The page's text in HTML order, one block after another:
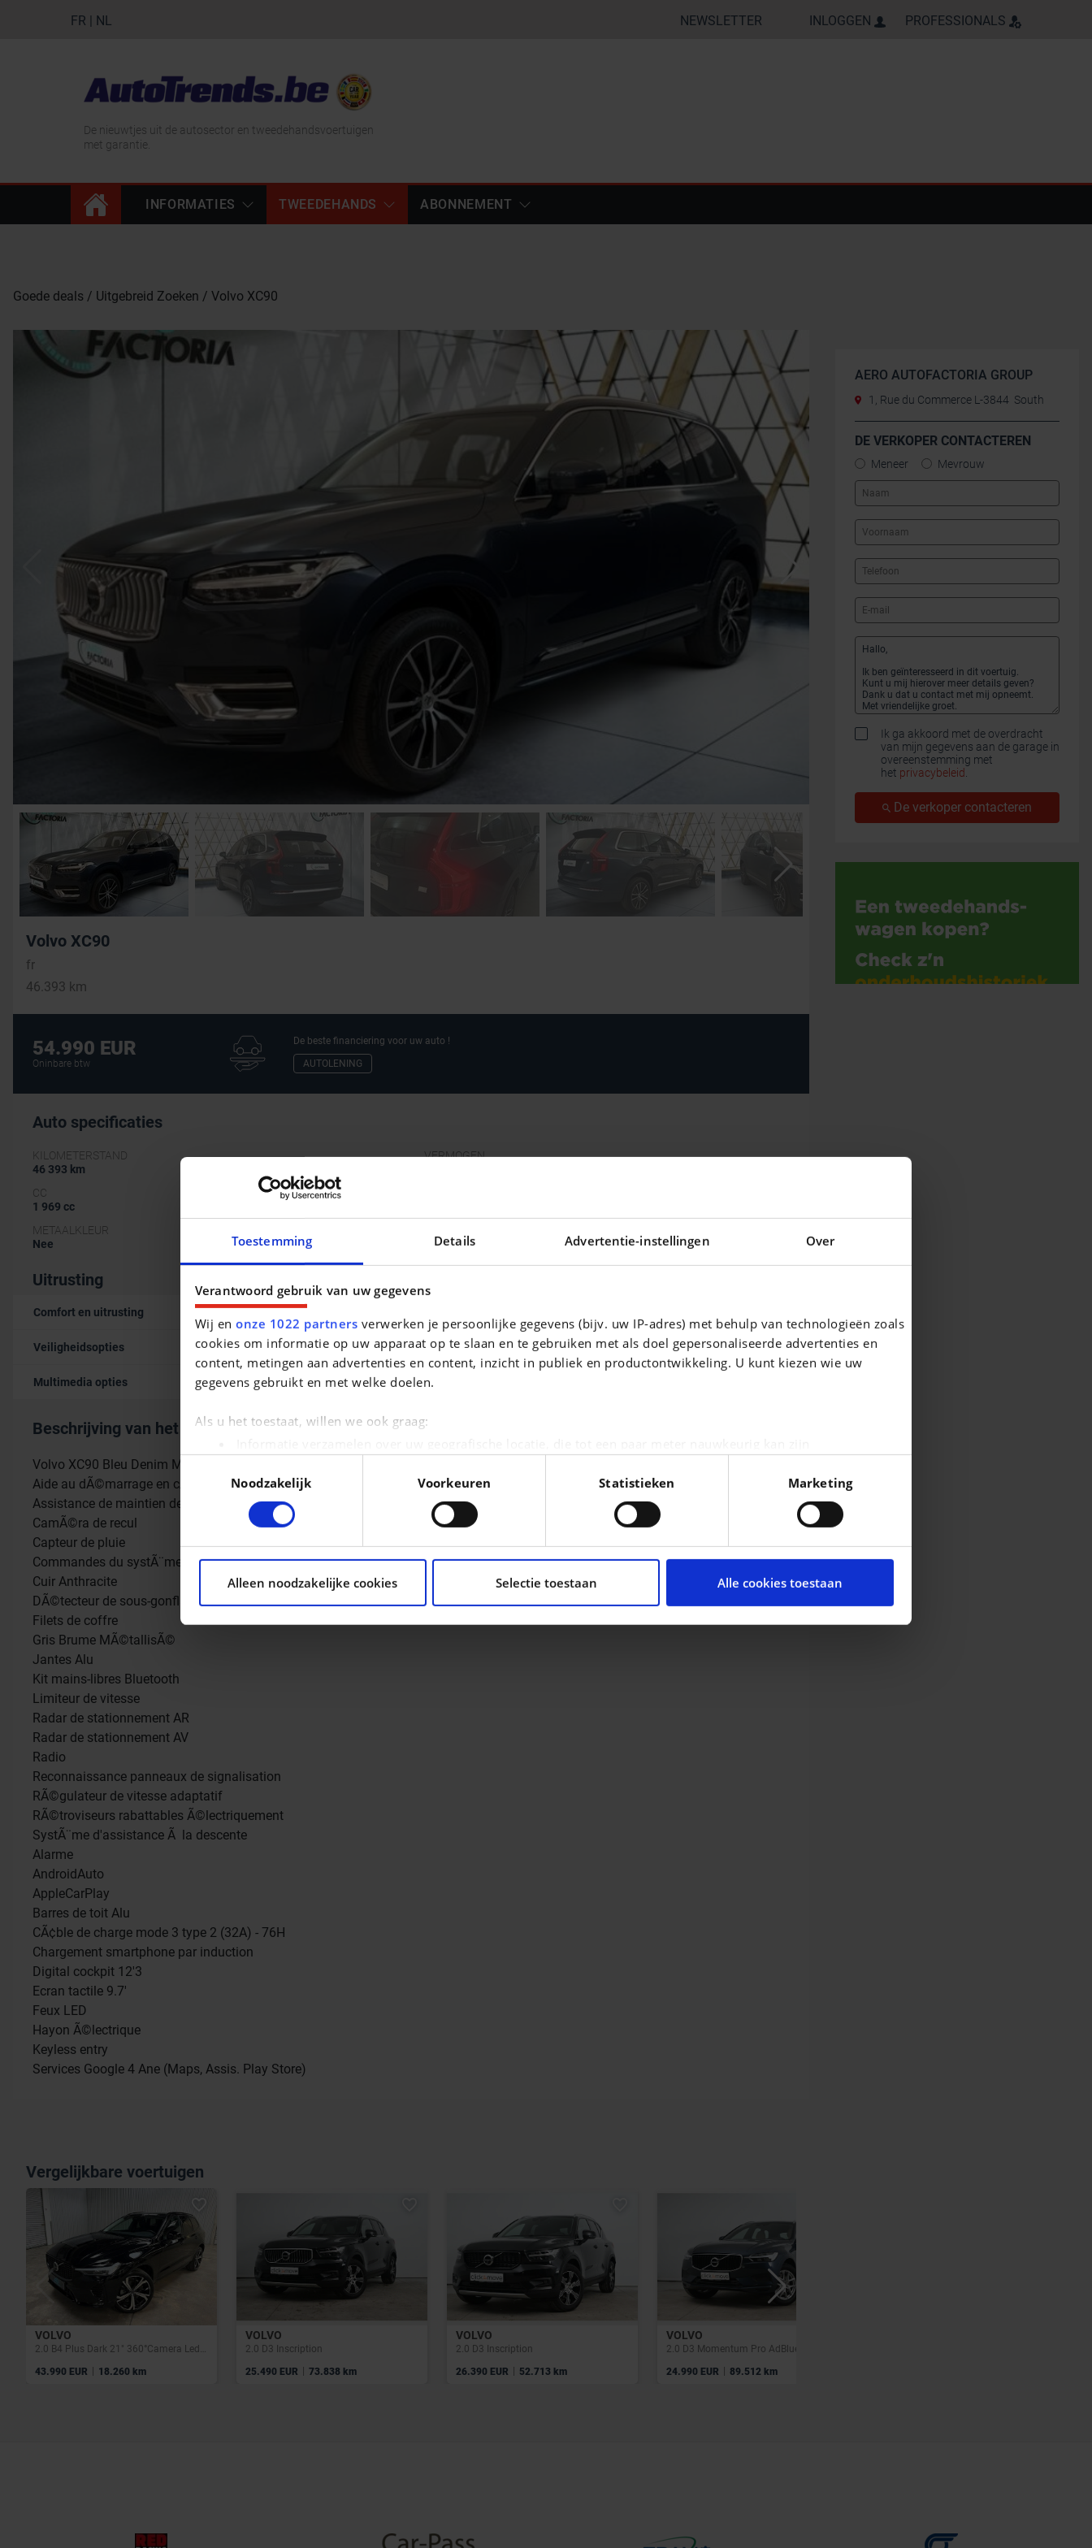
Toestemming Details Advertentie-instellingen Over
Verantwoord gebruik van uw gegevens
Wij enonze 1022 partners verwerken je persoonlijke gegevens (bijv. uw IP-adres) met behulp van technologieën zoals
cookies om informatie op uw apparaat op te slaan en te gebruiken met als doel gepersonaliseerde advertenties en
content, metingen aan advertenties en content, inzicht in publiek en productontwikkeling. U kunt kiezen wie uw
gegevens gebruikt en met welke doelen.
Als u het toestaat, willen we ook graag:
Lees meer over hoe uw persoonlijke gegevens worden verwerkt en stel uw voorkeuren in het
detailgedeeltein. U
kunt uw toestemming op elk moment wijzigen of intrekken in de Cookieverklaring.
We gebruiken cookies om content en advertenties te personaliseren, om functies voor social media te bieden en om
ons websiteverkeer te analyseren. Ook delen we informatie over uw gebruik van onze site met onze partners voor
social media, adverteren en analyse. Deze partners kunnen deze gegevens combineren met andere informatie die u
aan ze heeft verstrekt of die ze hebben verzameld op basis van uw gebruik van hun services.
Toestemmingsselectie
Noodzakelijk
Voorkeuren Statistieken Marketing
Alleen noodzakelijke cookies Selectie toestaan Alle cookies toestaan
FR | NL NEWSLETTER INLOGGEN PROFESSIONALS
De nieuwtjes uit de autosector en tweedehandsvoertuigen
met garantie.
INFORMATIES TWEEDEHANDS ABONNEMENT
Goede deals Uitgebreid Zoeken Volvo XC90
Volvo XC90
fr
46.393 km
54.990 EUR
Oninbare btw
De beste financiering voor uw auto !
AUTOLENING
Auto specificaties
KILOMETERSTAND
46 393 km
VERMOGEN
CC
1 969 cc
METAALKLEUR
Nee
Uitrusting
Comfort en uitrusting
Veiligheidsopties
Multimedia opties
Beschrijving van het voertuig occasie
Volvo XC90 Bleu Denim MÃ©tallisÃ©
Aide au dÃ©marrage en cÃ´te
Assistance de maintien de trajectoire
CamÃ©ra de recul
Capteur de pluie
Commandes du systÃ¨me audio au volant
Cuir Anthracite
DÃ©tecteur de sous-gonflage
Filets de coffre
Gris Brume MÃ©tallisÃ©
Jantes Alu
Kit mains-libres Bluetooth
Limiteur de vitesse
Radar de stationnement AR
Radar de stationnement AV
Radio
Reconnaissance panneaux de signalisation
RÃ©gulateur de vitesse adaptatif
RÃ©troviseurs rabattables Ã©lectriquement
SystÃ¨me d'assistance Ã la descente
Alarme
AndroidAuto
AppleCarPlay
Barres de toit Alu
CÃ¢ble de charge mode 3 type 2 (32A) - 76H
Chargement smartphone par induction
Digital cockpit 12'3
Ecran tactile 9.7'
Feux LED
Hayon Ã©lectrique
Keyless entry
Services Google 4 Ane (Maps, Assis. Play Store)
Vergelijkbare voertuigen
VOLVO
2.0 B4 Plus Dark 21" 360°Camera Leder Kinderzitjes
43.990 EUR | 18.260 km
VOLVO
2.0 D3 Inscription
25.490 EUR | 73.838 km
VOLVO
2.0 D3 Inscription
26.390 EUR | 52.713 km
VOLVO
2.0 D3 Momentum Pro AdBlue
24.990 EUR | 89.512 km
AERO AUTOFACTORIA GROUP
1, Rue du Commerce L-3844 South
DE VERKOPER CONTACTEREN
Meneer Mevrouw
Ik ga akkoord met de overdracht
van mijn gegevens aan de garage in
overeenstemming met
het privacybeleid
De verkoper contacteren